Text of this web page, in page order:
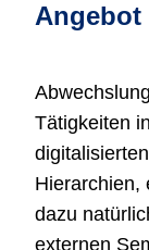
Angebot
Tätigkeiten
Hierarchien,
dazu
externen